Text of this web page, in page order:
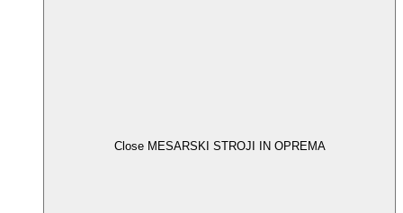
Close MESARSKI STROJI IN OPREMA